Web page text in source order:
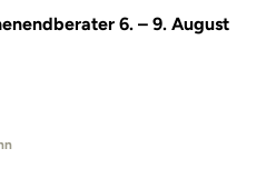
6. – 9. August